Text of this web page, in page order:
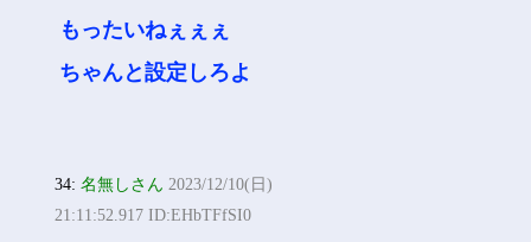
もったいねぇぇぇ
ちゃんと設定しろよ
34:名無しさん 2023/12/10(日)
21:11:52.917 ID:EHbTFfSI0